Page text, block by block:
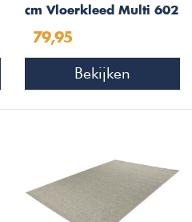
cm Vloerkleed Multi 602
79,95
Bekijken